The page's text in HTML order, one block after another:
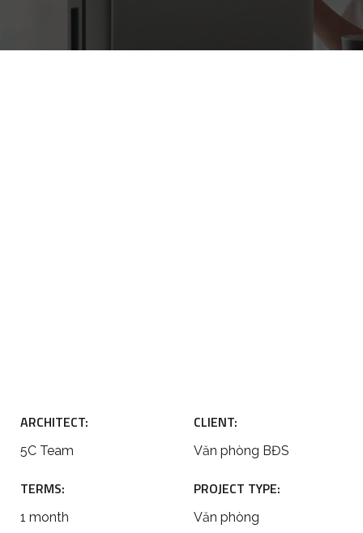
ARCHITECT:
5C Team
CLIENT:
Văn phòng BĐS
TERMS:
1 month
PROJECT TYPE:
Văn phòng